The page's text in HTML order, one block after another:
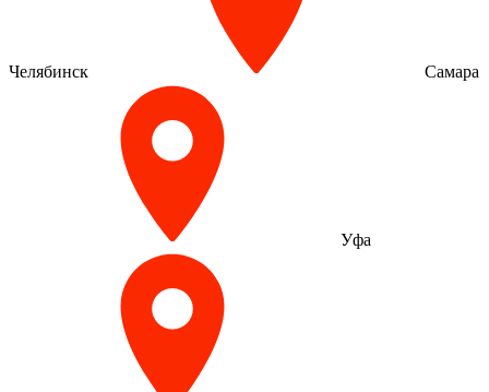
Челябинск Самара
Уфа